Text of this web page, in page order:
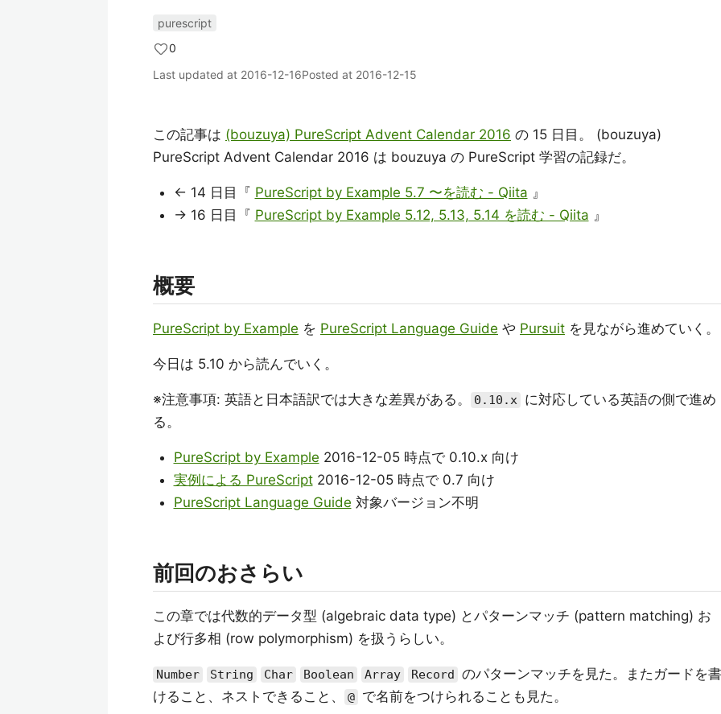
purescript
0
Last updated at 2016-12-16Posted at 2016-12-15
この記事は (bouzuya) PureScript Advent Calendar 2016 の 15 日目。 (bouzuya)
PureScript Advent Calendar 2016 は bouzuya の PureScript 学習の記録だ。
← 14 日目『 PureScript by Example 5.7 〜を読む - Qiita 』
→ 16 日目『 PureScript by Example 5.12, 5.13, 5.14 を読む - Qiita 』
概要
PureScript by Example を PureScript Language Guide や Pursuit を見ながら進めていく。
今日は 5.10 から読んでいく。
※注意事項: 英語と日本語訳では大きな差異がある。 0.10.x に対応している英語の側で進め
る。
PureScript by Example 2016-12-05 時点で 0.10.x 向け
実例による PureScript2016-12-05 時点で 0.7 向け
PureScript Language Guide 対象バージョン不明
前回のおさらい
この章では代数的データ型 (algebraic data type) とパターンマッチ (pattern matching) お
よび行多相 (row polymorphism) を扱うらしい。
Number String Char Boolean Array Record のパターンマッチを見た。またガードを書
けること、ネストできること、
@ で名前をつけられることも見た。